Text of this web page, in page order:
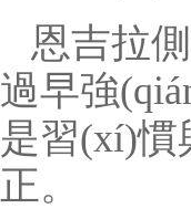
恩吉拉
過早強
是習(xí)慣
正。